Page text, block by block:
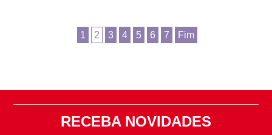
1 2 3 4 5 6 7 Fim
RECEBA NOVIDADES